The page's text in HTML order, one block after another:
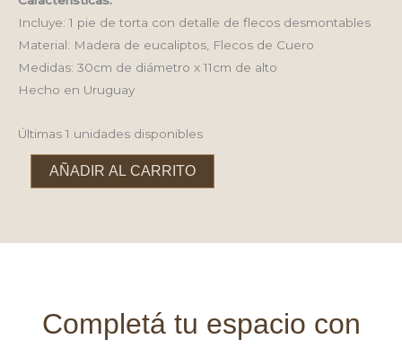
Incluye: 1 pie de torta con detalle de flecos desmontables
Material: Madera de eucaliptos, Flecos de Cuero
Medidas: 30cm de diámetro x 11cm de alto
Hecho en Uruguay
Últimas 1 unidades disponibles
Pie
base
flecos
AÑADIR AL CARRITO
Completá tu espacio con